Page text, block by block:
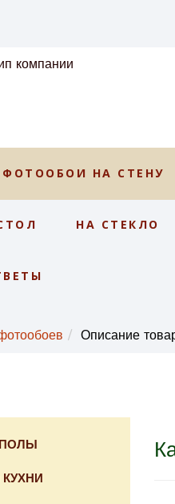
ФОТООБОИ НА СТЕНУ
НА СТЕКЛО
Описание
ПОЛЫ
КУХНИ